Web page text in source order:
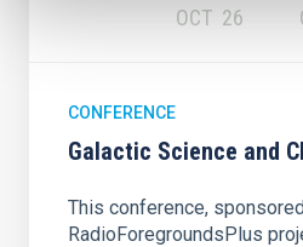
OCT 26
CONFERENCE
Galactic Science and
This conference,
RadioForegroundsPlus